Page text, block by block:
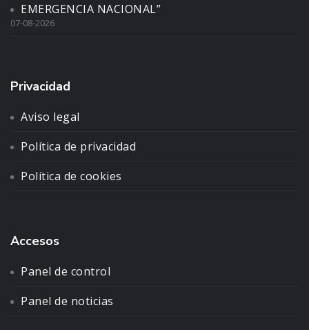
EMERGENCIA NACIONAL”
07-08-2026
Privacidad
Aviso legal
Política de privacidad
Política de cookies
Accesos
Panel de control
Panel de noticias